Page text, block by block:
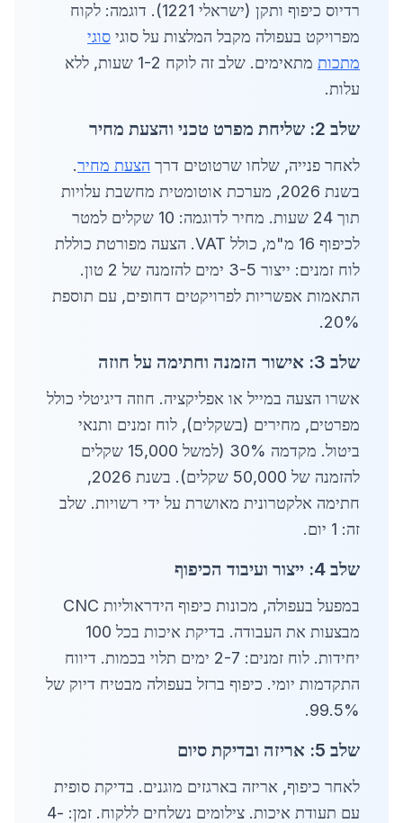
רדיוס כיפוף ותקן (ישראלי 1221). דוגמה: לקוח
מפרויקט בעפולה מקבל המלצות על סוגי סוגי
מתכות
מתאימים. שלב זה לוקח 1-2 שעות, ללא
עלות.
שלב 2: שליחת מפרט טכני והצעת מחיר
לאחר פנייה, שלחו שרטוטים דרך הצעת מחיר.
בשנת 2026, מערכת אוטומטית מחשבת עלויות
תוך 24 שעות. מחיר לדוגמה: 10 שקלים למטר
לכיפוף 16 מ"מ, כולל VAT. הצעה מפורטת כוללת
לוח זמנים: ייצור 3-5 ימים להזמנה של 2 טון.
התאמות אפשריות לפרויקטים דחופים, עם תוספת
20%.
שלב 3: אישור הזמנה וחתימה על חוזה
אשרו הצעה במייל או אפליקציה. חוזה דיגיטלי כולל
מפרטים, מחירים (בשקלים), לוח זמנים ותנאי
ביטול. מקדמה 30% (למשל 15,000 שקלים
להזמנה של 50,000 שקלים). בשנת 2026,
חתימה אלקטרונית מאושרת על ידי רשויות. שלב
זה: 1 יום.
שלב 4: ייצור ועיבוד הכיפוף
במפעל בעפולה, מכונות כיפוף הידראוליות CNC
מבצעות את העבודה. בדיקת איכות בכל 100
יחידות. לוח זמנים: 2-7 ימים תלוי בכמות. דיווח
התקדמות יומי. כיפוף ברזל בעפולה מבטיח דיוק של
99.5%.
שלב 5: אריזה ובדיקת סיום
לאחר כיפוף, אריזה בארגזים מוגנים. בדיקת סופית
עם תעודת איכות. צילומים נשלחים ללקוח. זמן: 4-